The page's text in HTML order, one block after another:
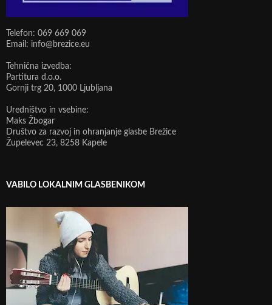
Telefon: 069 669 069
Email: info@brezice.eu
Tehnična izvedba:
Partitura d.o.o.
Gornji trg 20, 1000 Ljubljana
Uredništvo in vsebine:
Maks Žbogar
Društvo za razvoj in ohranjanje glasbe Brežice
Župelevec 23, 8258 Kapele
VABILO LOKALNIM GLASBENIKOM